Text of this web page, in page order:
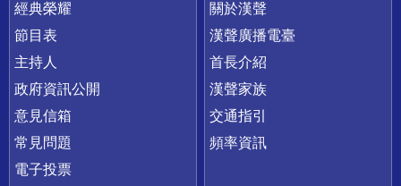
快速連結
經典榮耀
節目表
主持人
政府資訊公開
意見信箱
常見問題
電子投票
關於漢聲
漢聲廣播電臺
首長介紹
漢聲家族
交通指引
頻率資訊